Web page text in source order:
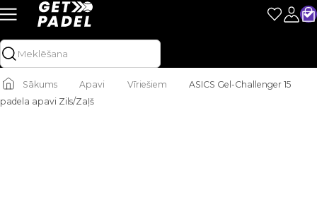
Sākums Apavi Vīriešiem
ASICS Gel-Challenger 15
padela apavi Zils/Zaļš